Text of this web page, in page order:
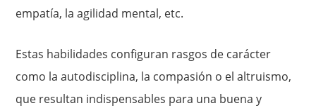
empatía, la agilidad mental, etc.
Estas habilidades configuran rasgos de carácter
como la autodisciplina, la compasión o el altruismo,
que resultan indispensables para una buena y